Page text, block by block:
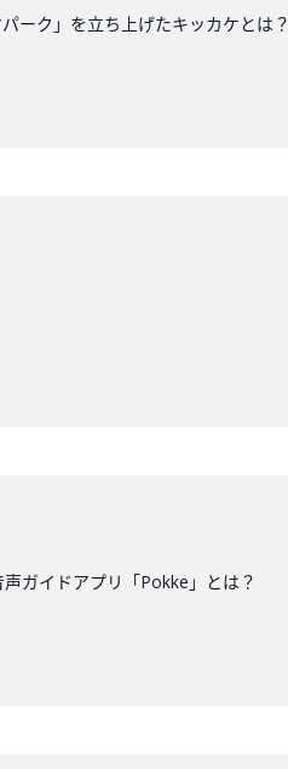
ーク」を立ち上げたキッカケとは？
ガイドアプリ「Pokke」とは？